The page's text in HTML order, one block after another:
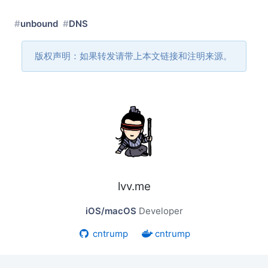
unbound DNS
版权声明：如果转发请带上本文链接和注明来源。
lvv.me
iOS/macOS Developer
cntrump
cntrump